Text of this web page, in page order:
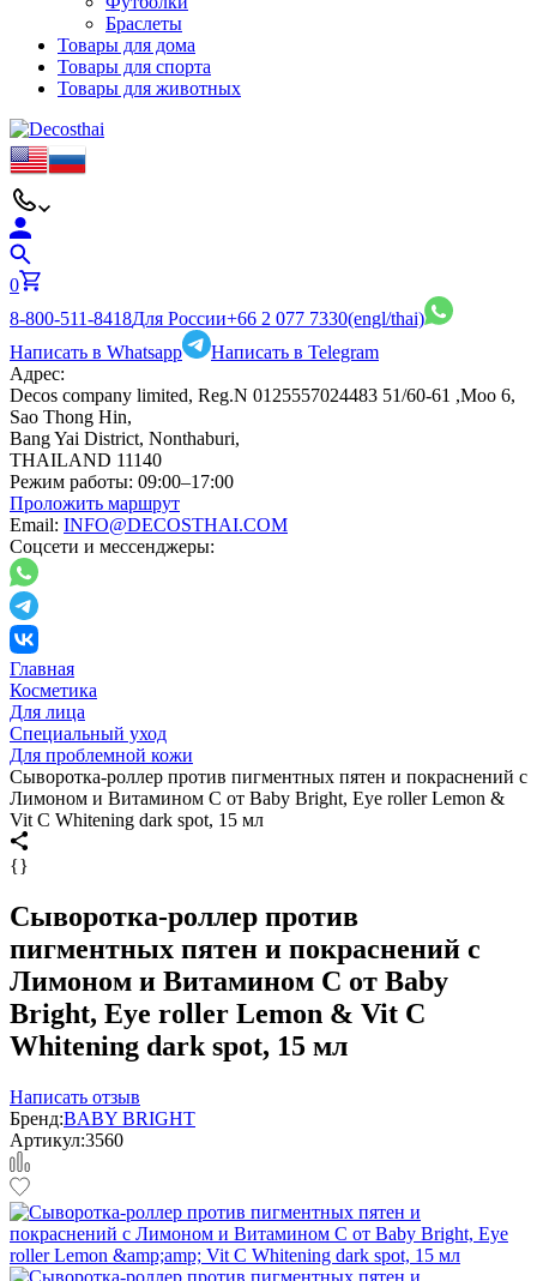
Браслеты
Товары для дома
Товары для спорта
Товары для животных
0
8-800-511-8418Для России+66 2 077 7330(engl/thai)
Написать в Whatsapp
Написать в Telegram
Адрес:
Decos company limited, Reg.N 0125557024483 51/60-61 ,Moo 6,
Sao Thong Hin,
Bang Yai District, Nonthaburi,
THAILAND 11140
Режим работы: 09:00–17:00
Проложить маршрут
Email: INFO@DECOSTHAI.COM
Соцсети и мессенджеры:
Главная
Косметика
Для лица
Специальный уход
Для проблемной кожи
Сыворотка-роллер против пигментных пятен и покраснений с
Лимоном и Витамином С от Baby Bright, Eye roller Lemon &
Vit C Whitening dark spot, 15 мл
{}
Сыворотка-роллер против
пигментных пятен и покраснений с
Лимоном и Витамином С от Baby
Bright, Eye roller Lemon & Vit C
Whitening dark spot, 15 мл
Написать отзыв
Бренд:BABY BRIGHT
Артикул:3560